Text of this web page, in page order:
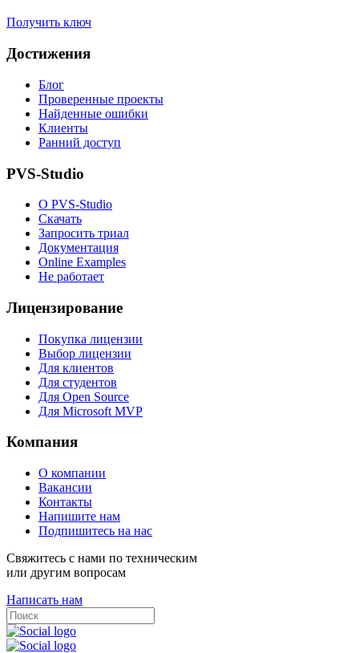
Получить ключ
Достижения
Блог
Проверенные проекты
Найденные ошибки
Клиенты
Ранний доступ
PVS-Studio
О PVS-Studio
Скачать
Запросить триал
Документация
Online Examples
Не работает
Лицензирование
Покупка лицензии
Выбор лицензии
Для клиентов
Для студентов
Для Open Source
Для Microsoft MVP
Компания
О компании
Вакансии
Контакты
Напишите нам
Подпишитесь на нас
Свяжитесь с нами по техническим
или другим вопросам
Написать нам